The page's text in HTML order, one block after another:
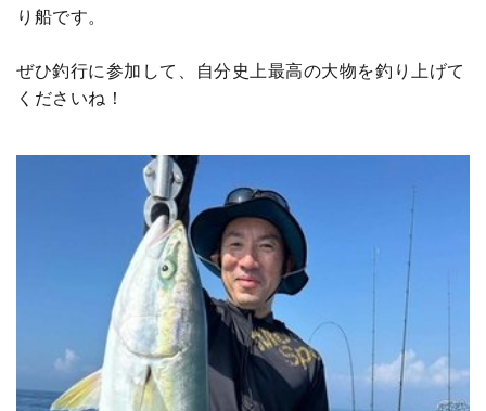
り船です。
ぜひ釣行に参加して、自分史上最高の大物を釣り上げて
くださいね！